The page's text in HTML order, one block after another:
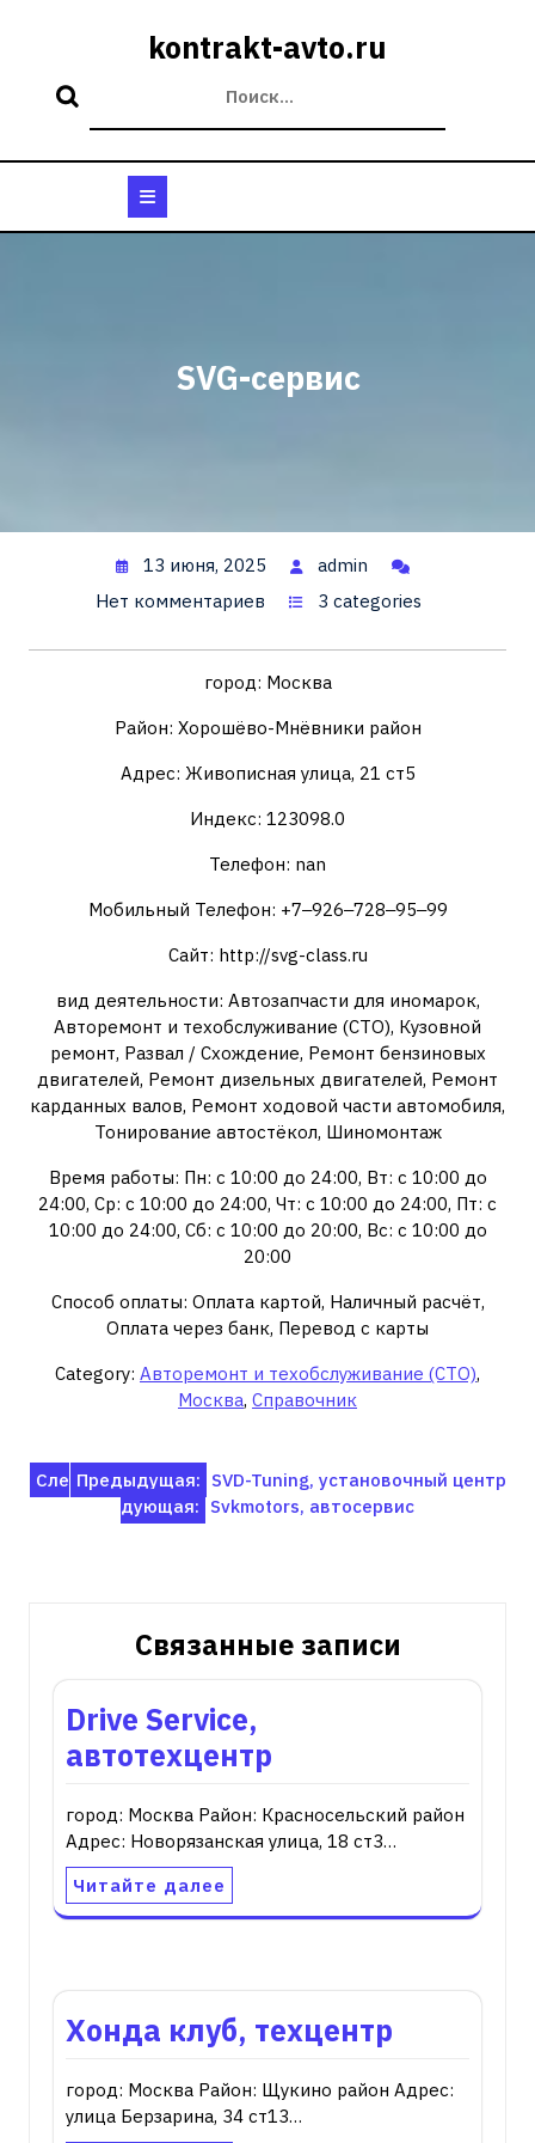
kontrakt-avto.ru
SVG-сервис
13 июня, 2025
admin
Нет комментариев
3 categories
город: Москва
Район: Хорошёво-Мнёвники район
Адрес: Живописная улица, 21 ст5
Индекс: 123098.0
Телефон: nan
Мобильный Телефон: +7‒926‒728‒95‒99
Сайт: http://svg-class.ru
вид деятельности: Автозапчасти для иномарок,
Авторемонт и техобслуживание (СТО), Кузовной
ремонт, Развал / Схождение, Ремонт бензиновых
двигателей, Ремонт дизельных двигателей, Ремонт
карданных валов, Ремонт ходовой части автомобиля,
Тонирование автостёкол, Шиномонтаж
Время работы: Пн: с 10:00 до 24:00, Вт: с 10:00 до
24:00, Ср: с 10:00 до 24:00, Чт: с 10:00 до 24:00, Пт: с
10:00 до 24:00, Сб: с 10:00 до 20:00, Вс: с 10:00 до
20:00
Способ оплаты: Оплата картой, Наличный расчёт,
Оплата через банк, Перевод с карты
Category: Авторемонт и техобслуживание (СТО),
Москва, Справочник
Навигация
Предыдущая: SVD-Tuning, установочный центр
Сле
дующая: Svkmotors, автосервис
Связанные записи
Drive Service,
автотехцентр
город: Москва Район: Красносельский район
Адрес: Новорязанская улица, 18 ст3…
Читайте далее
Хонда клуб, техцентр
город: Москва Район: Щукино район Адрес:
улица Берзарина, 34 ст13…